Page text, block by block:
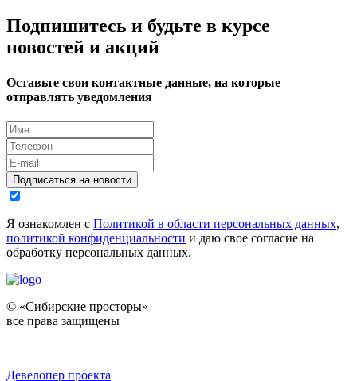
Подпишитесь и будьте в курсе
новостей и акций
Оставьте свои контактные данные, на которые
отправлять уведомления
Подписаться на новости
Я ознакомлен с Политикой в области персональных данных,
политикой конфиденциальности и даю свое согласие на
обработку персональных данных.
© «Сибирские просторы»
все права защищены
Девелопер проекта